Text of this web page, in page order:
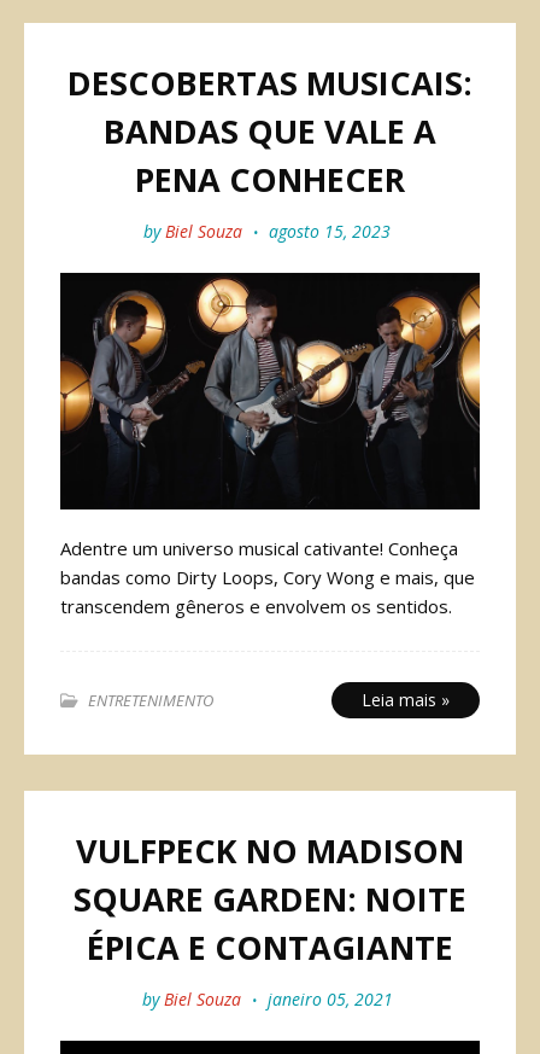
DESCOBERTAS MUSICAIS:
BANDAS QUE VALE A
PENA CONHECER
byBiel Souza agosto 15, 2023
Adentre um universo musical cativante! Conheça
bandas como Dirty Loops, Cory Wong e mais, que
transcendem gêneros e envolvem os sentidos.
ENTRETENIMENTO Leia mais »
VULFPECK NO MADISON
SQUARE GARDEN: NOITE
ÉPICA E CONTAGIANTE
byBiel Souza janeiro 05, 2021